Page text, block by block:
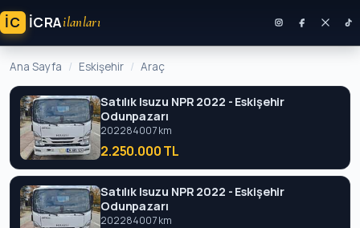
İC ICRAilanları
Ana Sayfa Eskişehir Araç
Satılık Isuzu NPR 2022 - Eskişehir
Odunpazarı
202284007 km
2.250.000 TL
Satılık Isuzu NPR 2022 - Eskişehir
Odunpazarı
202284007 km